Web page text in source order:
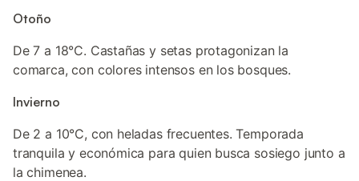
Otoño
De 7 a 18°C. Castañas y setas protagonizan la
comarca, con colores intensos en los bosques.
Invierno
De 2 a 10°C, con heladas frecuentes. Temporada
tranquila y económica para quien busca sosiego junto a
la chimenea.